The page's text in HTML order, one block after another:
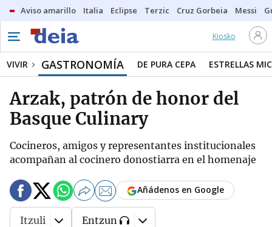
Aviso amarillo Italia Eclipse Terzic Cruz Gorbeia Messi
Kiosko
VIVIR GASTRONOMÍA DE PURA CEPA ESTRELLAS
Arzak, patrón de honor del
Basque Culinary
Cocineros, amigos y representantes institucionales
acompañan al cocinero donostiarra en el homenaje
Añádenos en Google
Itzuli Entzun